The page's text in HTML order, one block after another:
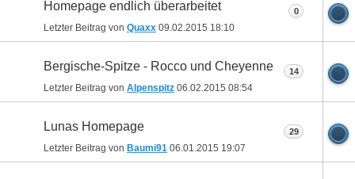
Homepage endlich überarbeitet
Letzter Beitrag von Quaxx 09.02.2015 18:10
0
Bergische-Spitze - Rocco und Cheyenne
Letzter Beitrag von Alpenspitz 06.02.2015 08:54
14
Lunas Homepage
Letzter Beitrag von Baumi91 06.01.2015 19:07
29